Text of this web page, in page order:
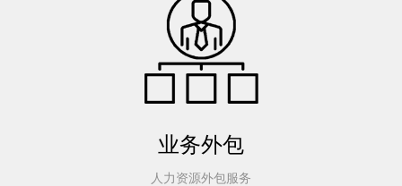
业务外包
人力资源外包服务